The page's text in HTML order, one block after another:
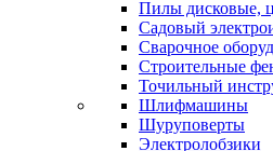
Пилы дисковые,
Садовый
Сварочное
Строительные
Точильный
Шлифмашины
Шуруповерты
Электролобзики